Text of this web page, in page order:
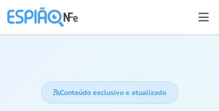
Conteúdo exclusivo e atualizado